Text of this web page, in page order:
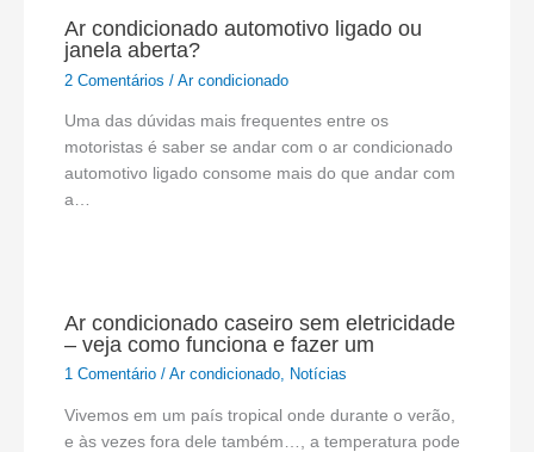
Ar condicionado automotivo ligado ou
janela aberta?
2 Comentários /Ar condicionado
Uma das dúvidas mais frequentes entre os
motoristas é saber se andar com o ar condicionado
automotivo ligado consome mais do que andar com
a…
Ar condicionado caseiro sem eletricidade
– veja como funciona e fazer um
1 Comentário /Ar condicionado, Notícias
Vivemos em um país tropical onde durante o verão,
e às vezes fora dele também…, a temperatura pode